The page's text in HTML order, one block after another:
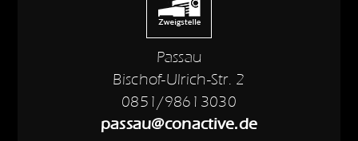
Passau
Bischof-Ulrich-Str. 2
0851/98613030
passau@conactive.de